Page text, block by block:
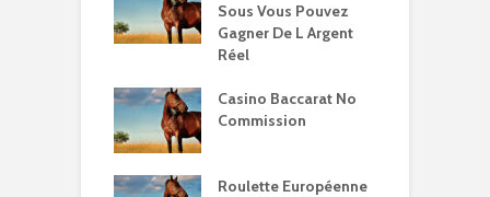
Sous Vous Pouvez
Gagner De L Argent
Réel
Casino Baccarat No
Commission
Roulette Européenne